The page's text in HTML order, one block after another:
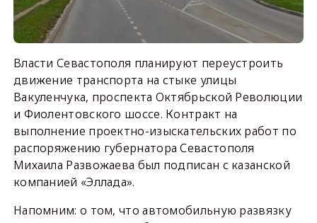
Власти Севастополя планируют переустроить
движение транспорта на стыке улицы
Вакуленчука, проспекта Октябрьской Революции
и Фиолентовского шоссе. Контракт на
выполнение проектно-изыскательских работ по
распоряжению губернатора Севастополя
Михаила Развожаева был подписан с казанской
компанией «Эллада».
Напомним: о том, что автомобильную развязку